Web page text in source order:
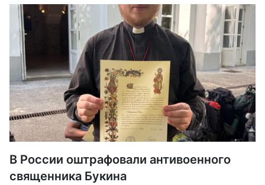
В России оштрафовали антивоенного
священника Букина